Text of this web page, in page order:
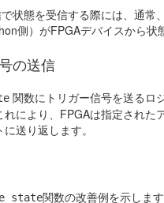
状態を受信する際には、通
側）がFPGAデバイスから状
の送信
関数にトリガー信号を送るロ
れにより、FPGAは指定され
送り返します。
関数の改善例を示しま